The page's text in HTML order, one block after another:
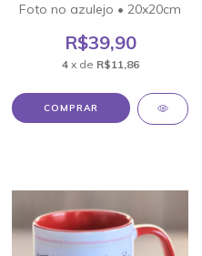
Foto no azulejo • 20x20cm
R$39,90
4 x de R$11,86